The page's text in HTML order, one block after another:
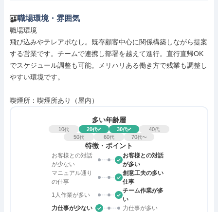
職場環境・雰囲気
職場環境
飛び込みやテレアポなし。既存顧客中心に関係構築しながら提案
する営業です。チームで連携し部署を越えて進行。直行直帰OK
でスケジュール調整も可能。メリハリある働き方で残業も調整し
やすい環境です。
喫煙所：喫煙所あり（屋内）
多い年齢層
10代 20代 30代 40代
50代 60代 70代〜
特徴・ポイント
お客様との対話
が少ない
お客様との対話
が多い
マニュアル通り
の仕事
創意工夫の多い
仕事
1人作業が多い
チーム作業が多
い
力仕事が少ない
力仕事が多い